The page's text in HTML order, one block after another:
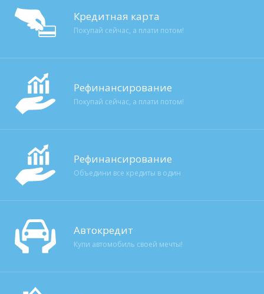
Кредитная карта
Покупай сейчас, а плати потом!
Рефинансирование
Покупай сейчас, а плати потом!
Рефинансирование
Объедини все кредиты в один
Автокредит
Купи автомобиль своей мечты!